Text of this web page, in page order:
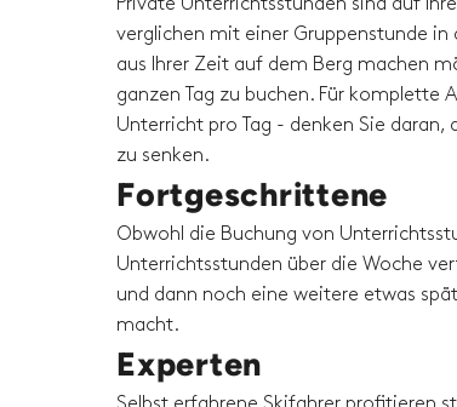
Private Unterrichtsstunden sind auf
verglichen mit einer Gruppenstunde in
aus Ihrer Zeit auf dem Berg machen
ganzen Tag zu buchen. Für komplette
Unterricht pro Tag - denken Sie daran,
zu senken.
Fortgeschrittene
Obwohl die Buchung von
Unterrichtsstunden über die Woche
und dann noch eine weitere etwas
macht.
Experten